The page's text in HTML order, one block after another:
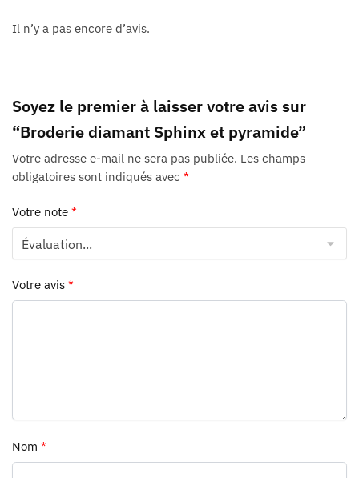
Il n’y a pas encore d’avis.
Soyez le premier à laisser votre avis sur
“Broderie diamant Sphinx et pyramide”
Votre adresse e-mail ne sera pas publiée. Les champs
obligatoires sont indiqués avec *
Votre note *
Votre avis *
Nom *